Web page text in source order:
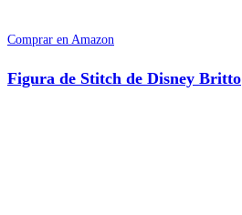
Comprar en Amazon
Figura de Stitch de Disney Britto